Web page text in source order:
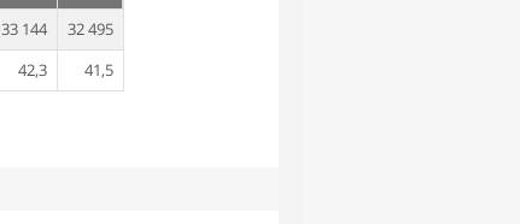
33 144
32 495
42,3
41,5